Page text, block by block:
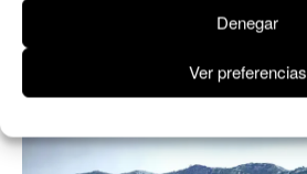
Denegar
Ver preferencias